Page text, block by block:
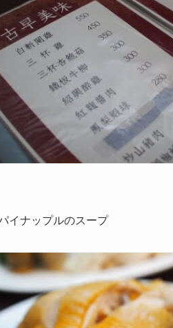
イナップルのスープ